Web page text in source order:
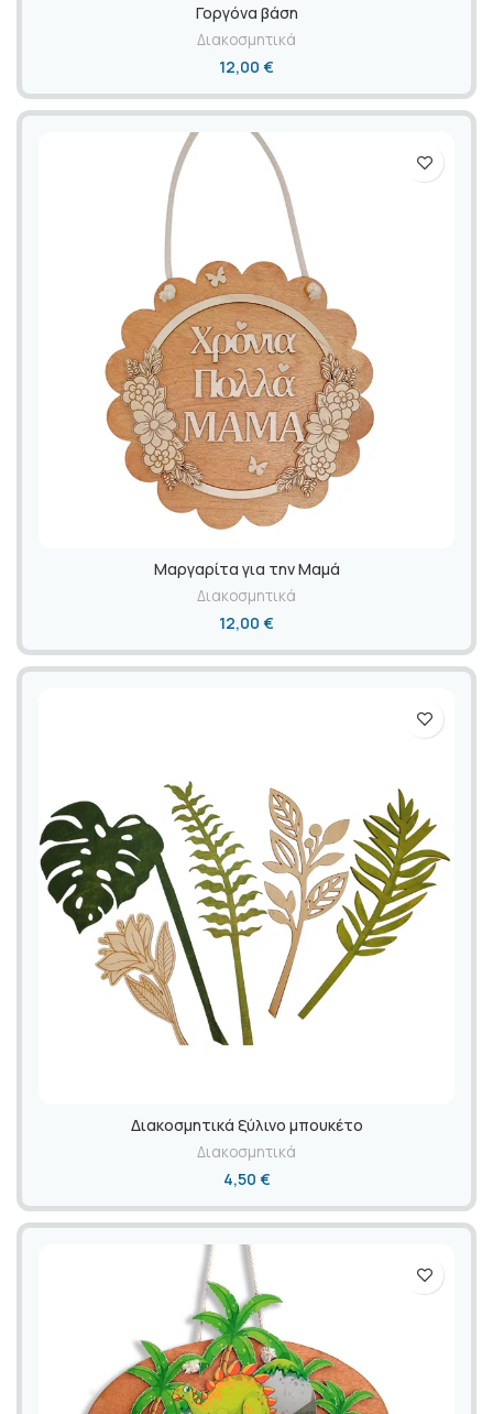
Γοργόνα βάση
Διακοσμητικά
12,00 €
Μαργαρίτα για την Μαμά
Διακοσμητικά
12,00 €
Διακοσμητικά ξύλινο μπουκέτο
Διακοσμητικά
4,50 €